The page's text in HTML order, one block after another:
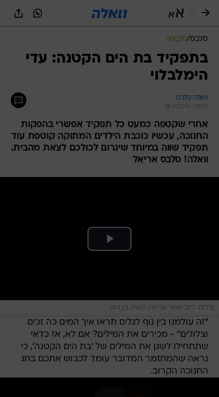
סלבס/מקומי
בתפקיד בת הים הקטנה: עדי
הימלבלוי
וואלה סלבס
28.6.2016 / 21:01
אחרי שקטפה כמעט כל תפקיד אפשרי בהפקות
החנוכה, עכשיו כוכבת הילדים המתוקה קוטפת עוד
תפקיד שווה במיוחד שיגרום לכולכם לצאת מהבית.
וואלה! סלבס אריאל
צילום: דייב שחר עריכה: מאיה בן ניסן
"זה עולמנו בין נוף לגלים תראו איך המים כה זכים
וצלולים" - מכירים את המילים? אם לא, אז כדאי
שתתחילו לשנן את המילים של 'בת הים הקטנה', כי
נראה שהמחזמר המדובר עומד לכבוש אתכם בחג
החנוכה הקרוב.